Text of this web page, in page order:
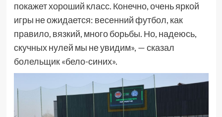
покажет хороший класс. Конечно, очень яркой
игры не ожидается: весенний футбол, как
правило, вязкий, много борьбы. Но, надеюсь,
скучных нулей мы не увидим», — сказал
болельщик «бело-синих».